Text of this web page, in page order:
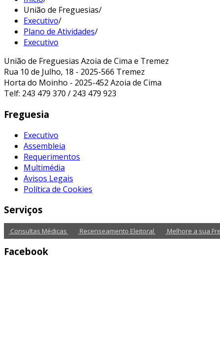
União de Freguesias/
Executivo/
Plano de Atividades/
Executivo
União de Freguesias Azoia de Cima e Tremez
Rua 10 de Julho, 18 - 2025-566 Tremez
Horta do Moinho - 2025-452 Azoia de Cima
Telf: 243 479 370 / 243 479 923
Freguesia
Executivo
Assembleia
Requerimentos
Multimédia
Avisos Legais
Política de Cookies
Serviços
Consultas Médicas Recenseamento Eleitoral Melhore a sua
Facebook